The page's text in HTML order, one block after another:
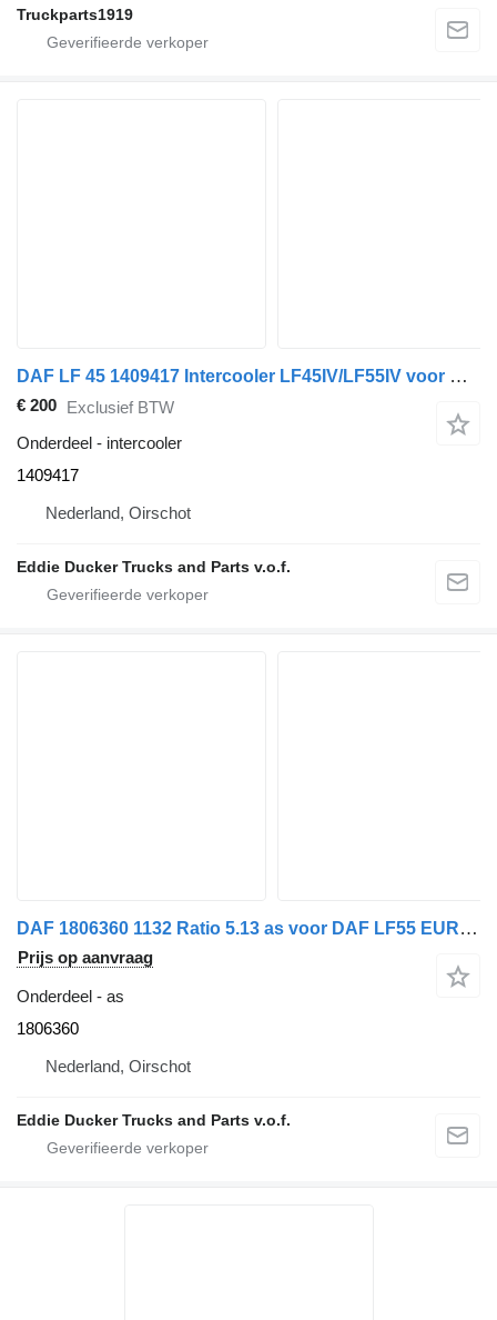
Truckparts1919
DAF LF 45 1409417 Intercooler LF45IV/LF55IV voor DAF LF45 vrachtwagen
€ 200 Exclusief BTW
Onderdeel - intercooler
1409417
Nederland, Oirschot
Eddie Ducker Trucks and Parts v.o.f.
DAF 1806360 1132 Ratio 5.13 as voor DAF LF55 EURO 5 vrachtwagen
Prijs op aanvraag
Onderdeel - as
1806360
Nederland, Oirschot
Eddie Ducker Trucks and Parts v.o.f.